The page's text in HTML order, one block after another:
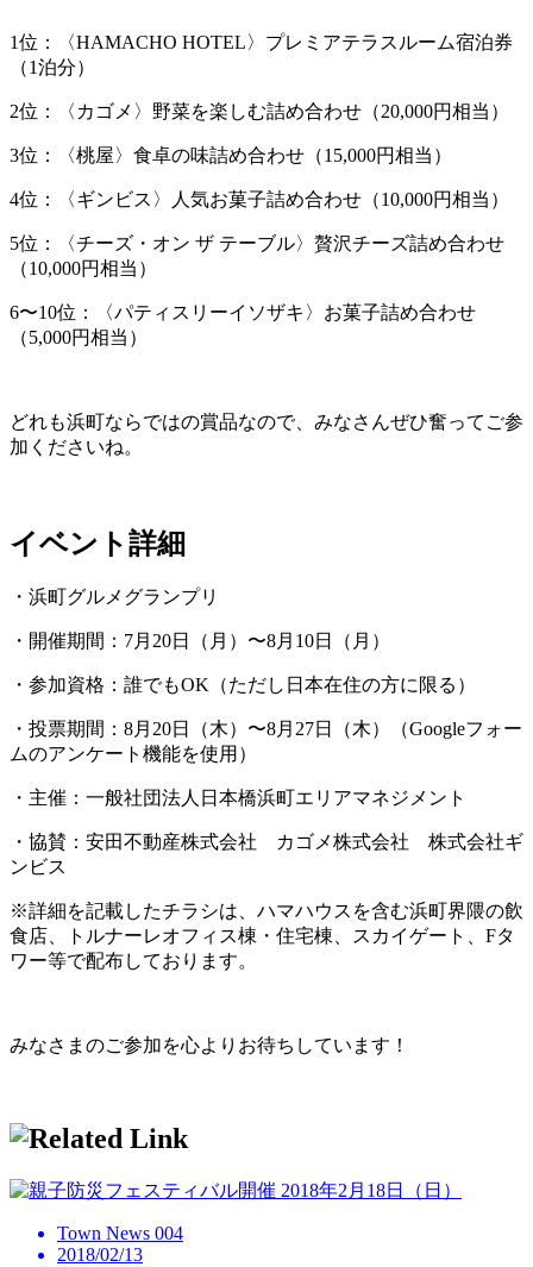
1位：〈HAMACHO HOTEL〉プレミアテラスルーム宿泊券
（1泊分）
2位：〈カゴメ〉野菜を楽しむ詰め合わせ（20,000円相当）
3位：〈桃屋〉食卓の味詰め合わせ（15,000円相当）
4位：〈ギンビス〉人気お菓子詰め合わせ（10,000円相当）
5位：〈チーズ・オン ザ テーブル〉贅沢チーズ詰め合わせ
（10,000円相当）
6〜10位：〈パティスリーイソザキ〉お菓子詰め合わせ
（5,000円相当）
どれも浜町ならではの賞品なので、みなさんぜひ奮ってご参
加くださいね。
イベント詳細
・浜町グルメグランプリ
・開催期間：7月20日（月）〜8月10日（月）
・参加資格：誰でもOK（ただし日本在住の方に限る）
・投票期間：8月20日（木）〜8月27日（木）（Googleフォー
ムのアンケート機能を使用）
・主催：一般社団法人日本橋浜町エリアマネジメント
・協賛：安田不動産株式会社 カゴメ株式会社 株式会社ギ
ンビス
※詳細を記載したチラシは、ハマハウスを含む浜町界隈の飲
食店、トルナーレオフィス棟・住宅棟、スカイゲート、Fタ
ワー等で配布しております。
みなさまのご参加を心よりお待ちしています！
Town News 004
2018/02/13